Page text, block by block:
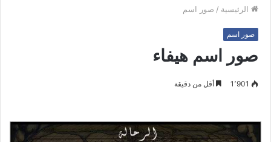
الرئيسية / صور اسم
صور اسم
صور اسم هيفاء
1٬901 أقل من دقيقة